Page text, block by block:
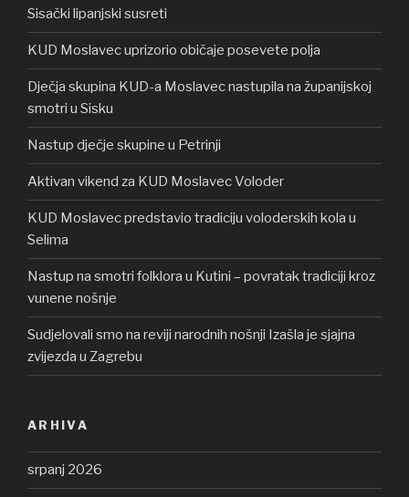
Sisački lipanjski susreti
KUD Moslavec uprizorio običaje posevete polja
Dječja skupina KUD-a Moslavec nastupila na županijskoj
smotri u Sisku
Nastup dječje skupine u Petrinji
Aktivan vikend za KUD Moslavec Voloder
KUD Moslavec predstavio tradiciju voloderskih kola u
Selima
Nastup na smotri folklora u Kutini – povratak tradiciji kroz
vunene nošnje
Sudjelovali smo na reviji narodnih nošnji Izašla je sjajna
zvijezda u Zagrebu
ARHIVA
srpanj 2026